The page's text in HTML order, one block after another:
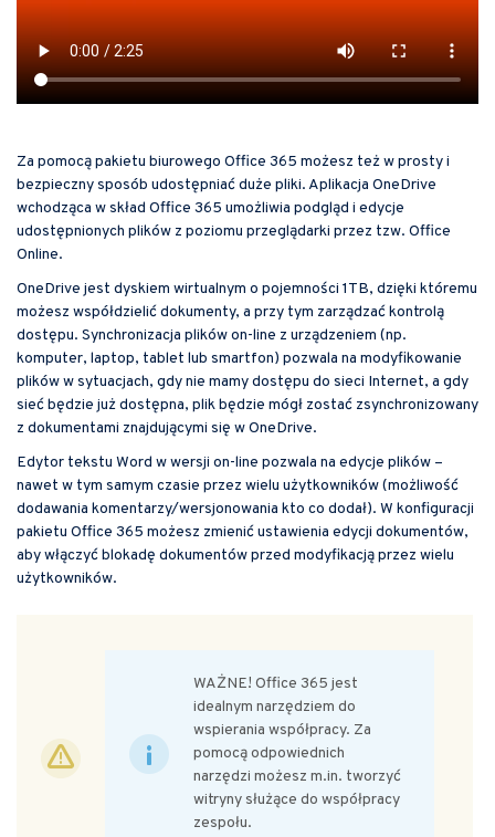
Za pomocą pakietu biurowego Office 365 możesz też w prosty i
bezpieczny sposób udostępniać duże pliki. Aplikacja OneDrive
wchodząca w skład Office 365 umożliwia podgląd i edycje
udostępnionych plików z poziomu przeglądarki przez tzw. Office
Online.
OneDrive jest dyskiem wirtualnym o pojemności 1TB, dzięki któremu
możesz współdzielić dokumenty, a przy tym zarządzać kontrolą
dostępu. Synchronizacja plików on-line z urządzeniem (np.
komputer, laptop, tablet lub smartfon) pozwala na modyfikowanie
plików w sytuacjach, gdy nie mamy dostępu do sieci Internet, a gdy
sieć będzie już dostępna, plik będzie mógł zostać zsynchronizowany
z dokumentami znajdującymi się w OneDrive.
Edytor tekstu Word w wersji on-line pozwala na edycje plików –
nawet w tym samym czasie przez wielu użytkowników (możliwość
dodawania komentarzy/wersjonowania kto co dodał). W konfiguracji
pakietu Office 365 możesz zmienić ustawienia edycji dokumentów,
aby włączyć blokadę dokumentów przed modyfikacją przez wielu
użytkowników.
WAŻNE! Office 365 jest
idealnym narzędziem do
wspierania współpracy. Za
pomocą odpowiednich
narzędzi możesz m.in. tworzyć
witryny służące do współpracy
zespołu.